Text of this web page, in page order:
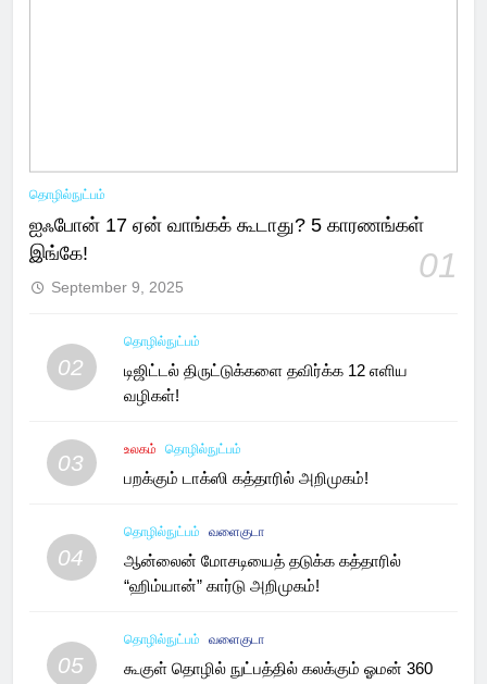
தொழில்நுட்பம்
ஐஃபோன் 17 ஏன் வாங்கக் கூடாது? 5 காரணங்கள்
இங்கே!
01
September 9, 2025
02
தொழில்நுட்பம்
டிஜிட்டல் திருட்டுக்களை தவிர்க்க 12 எளிய
வழிகள்!
03
உலகம் தொழில்நுட்பம்
பறக்கும் டாக்ஸி கத்தாரில் அறிமுகம்!
04
தொழில்நுட்பம் வளைகுடா
ஆன்லைன் மோசடியைத் தடுக்க கத்தாரில்
“ஹிம்யான்” கார்டு அறிமுகம்!
05
தொழில்நுட்பம் வளைகுடா
கூகுள் தொழில் நுட்பத்தில் கலக்கும் ஓமன் 360